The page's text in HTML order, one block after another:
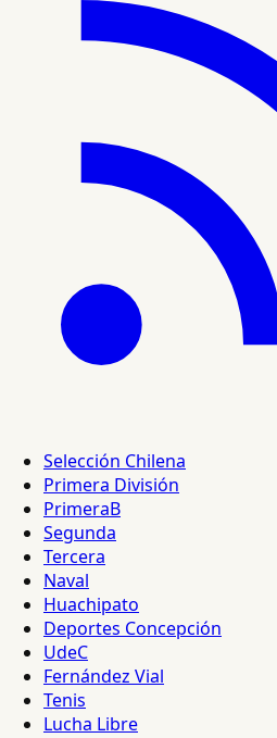
Selección Chilena
Primera División
PrimeraB
Segunda
Tercera
Naval
Huachipato
Deportes Concepción
UdeC
Fernández Vial
Tenis
Lucha Libre